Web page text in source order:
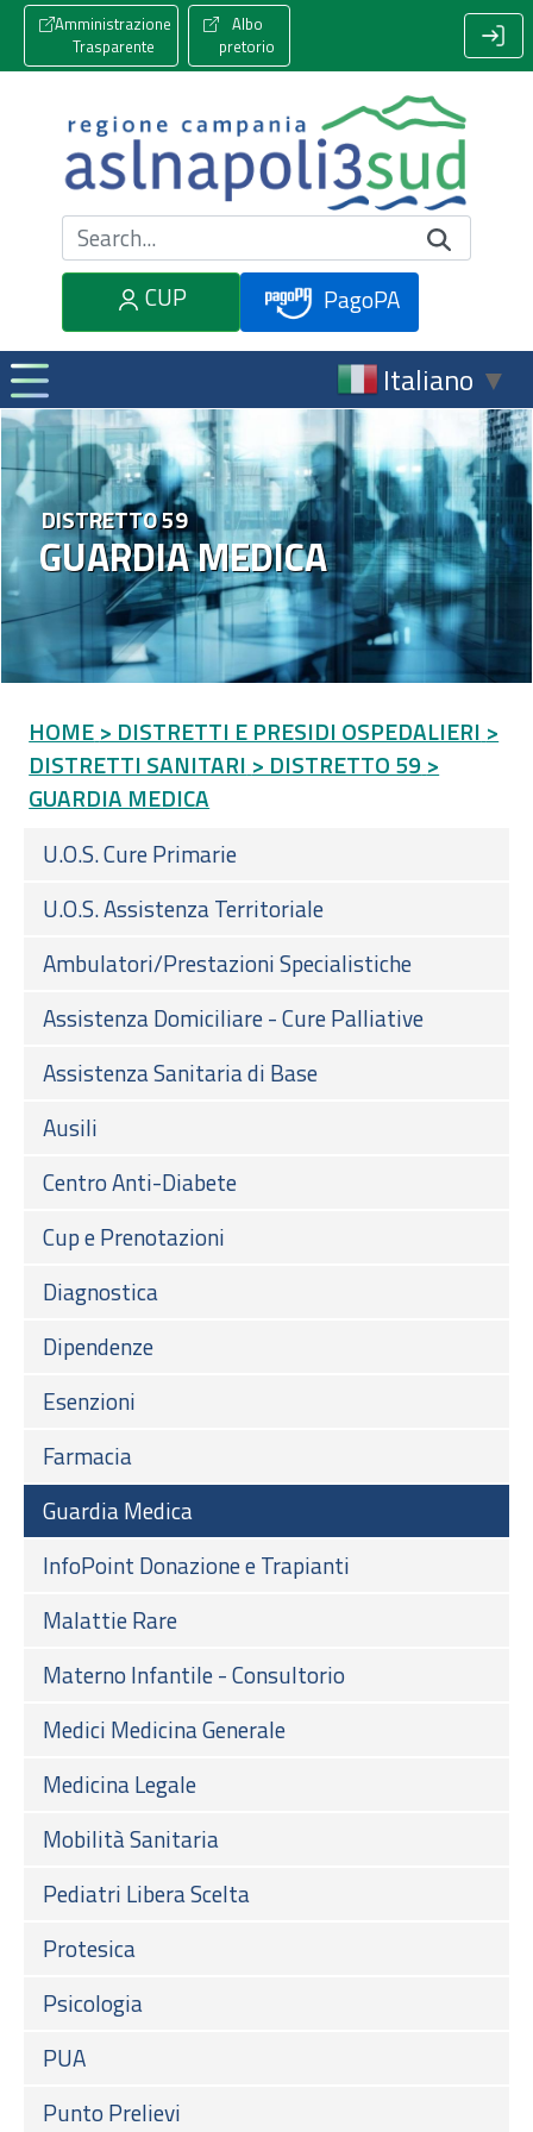
Amministrazione
Trasparente
Albo
pretorio
Cerca nel sito
CUP
PagoPA
Italiano ▼
GUARDIA MEDICA
DISTRETTO 59
HOME > DISTRETTI E PRESIDI OSPEDALIERI >
DISTRETTI SANITARI > DISTRETTO 59 >
GUARDIA MEDICA
U.O.S. Cure Primarie
U.O.S. Assistenza Territoriale
Ambulatori/Prestazioni Specialistiche
Assistenza Domiciliare - Cure Palliative
Assistenza Sanitaria di Base
Ausili
Centro Anti-Diabete
Cup e Prenotazioni
Diagnostica
Dipendenze
Esenzioni
Farmacia
Guardia Medica
InfoPoint Donazione e Trapianti
Malattie Rare
Materno Infantile - Consultorio
Medici Medicina Generale
Medicina Legale
Mobilità Sanitaria
Pediatri Libera Scelta
Protesica
Psicologia
PUA
Punto Prelievi